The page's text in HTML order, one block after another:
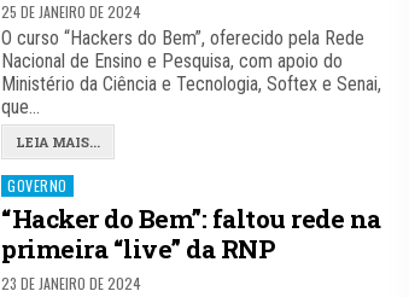
25 DE JANEIRO DE 2024
O curso “Hackers do Bem”, oferecido pela Rede
Nacional de Ensino e Pesquisa, com apoio do
Ministério da Ciência e Tecnologia, Softex e Senai,
que…
LEIA MAIS...
Posted
in
GOVERNO
“Hacker do Bem”: faltou rede na
primeira “live” da RNP
23 DE JANEIRO DE 2024